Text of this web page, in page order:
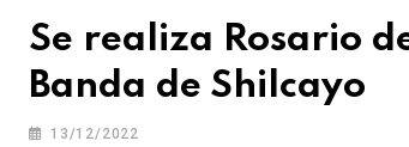
Se realiza Rosario
Banda de Shilcayo
13/12/2022